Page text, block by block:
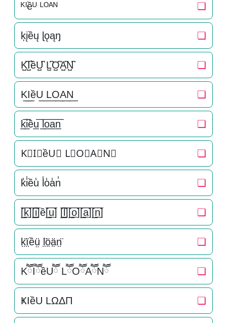
ᴷᴵềᵁ ᴸᴼᴬᴺ ❏
ķįềų ɭǫąŋ ❏
K̺͆I̺͆ềU̺͆ L̺͆O̺͆A̺͆N̺͆ ❏
K͟I͟ềU͟ L͟O͟A͟N͟ ❏
k̲̅i̲̅ều̲̅ l̲̅o̲̅a̲̅n̲̅ ❏
K⃣I⃣ềU⃣ L⃣O⃣A⃣N⃣ ❏
k̾i̾ều̾ l̾o̾a̾n̾ ❏
[̲̅k̲̅][̲̅i̲̅]ề[̲̅u̲̅] [̲̅l̲̅][̲̅o̲̅][̲̅a̲̅][̲̅n̲̅] ❏
k̤̈ï̤ềṳ̈ l̤̈ö̤ä̤n̤̈ ❏
KཽIཽềUཽ LཽOཽAཽNཽ ❏
ҜIềU LΩΔΠ ❏